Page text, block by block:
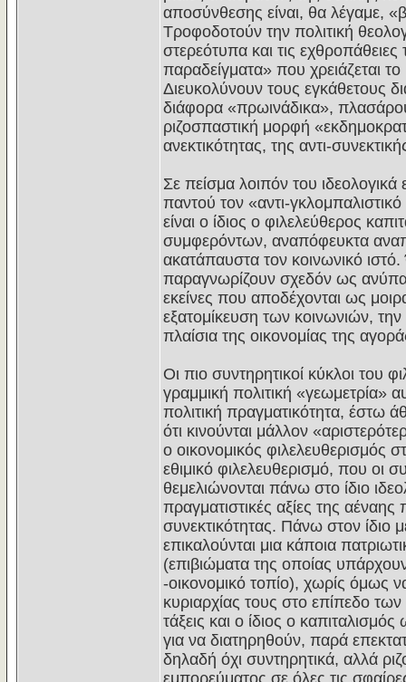
αποσύνθεσης είναι, θα λέγαμε,
Τροφοδοτούν την πολιτική
στερεότυπα και τις
παραδείγματα» που χρειάζεται
Διευκολύνουν τους εγκάθετους
διάφορα «πρωινάδικα»,
ριζοσπαστική μορφή
ανεκτικότητας, της αντι-
Σε πείσμα λοιπόν του
παντού τον «αντι-
είναι ο ίδιος ο φιλελεύθερος
συμφερόντων, αναπόφευκτα
ακατάπαυστα τον κοινωνικό ιστό.
παραγνωρίζουν σχεδόν ως
εκείνες που αποδέχονται ως
εξατομίκευση των κοινωνιών,
πλαίσια της οικονομίας της
Οι πιο συντηρητικοί κύκλοι του
γραμμική πολιτική «γεωμετρία»
πολιτική πραγματικότητα, έστω
ότι κινούνται μάλλον
ο οικονομικός φιλελευθερισμός
εθιμικό φιλελευθερισμό, που οι
θεμελιώνονται πάνω στο ίδιο
πραγματιστικές αξίες της
συνεκτικότητας. Πάνω στον ίδιο
επικαλούνται μια κάποια
(επιβιώματα της οποίας
-οικονομικό τοπίο), χωρίς όμως
κυριαρχίας τους στο επίπεδο
τάξεις και ο ίδιος ο
για να διατηρηθούν, παρά
δηλαδή όχι συντηρητικά, αλλά